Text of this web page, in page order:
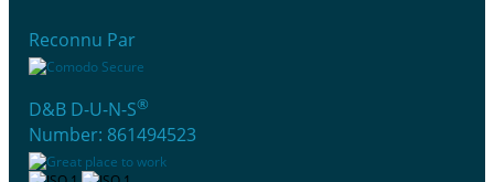
Reconnu Par
D&B D-U-N-S®
Number: 861494523